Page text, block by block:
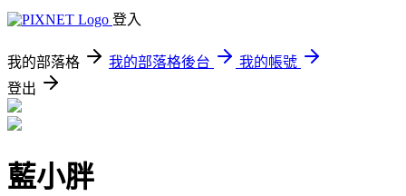
登入
我的部落格 我的部落格後台
我的帳號
登出
藍小胖